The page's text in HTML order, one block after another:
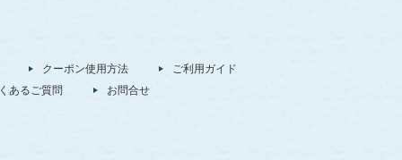
クーポン使用方法
ご利用ガイド
あるご質問
お問合せ